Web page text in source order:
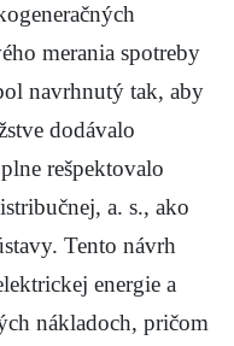
merania spotreby
navrhnutý tak, aby
dodávalo
rešpektovalo
a. s., ako
Tento návrh
energie a
nákladoch, pričom